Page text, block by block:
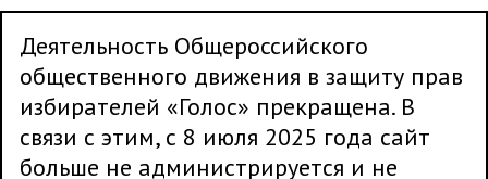
Деятельность Общероссийского
общественного движения в защиту прав
избирателей «Голос» прекращена. В
связи с этим, с 8 июля 2025 года сайт
больше не администрируется и не